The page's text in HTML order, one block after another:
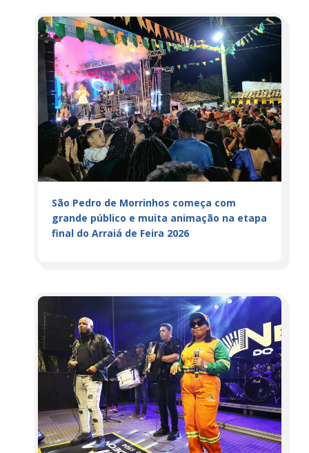
São Pedro de Morrinhos começa com
grande público e muita animação na etapa
final do Arraiá de Feira 2026